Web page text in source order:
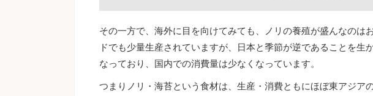
その一方で、海外に目を向けてみても、ノリの養殖が盛んなのは
ドでも少量生産されていますが、日本と季節が逆であることを生
なっており、国内での消費量は少なくなっています。
つまりノリ・海苔という食材は、生産・消費ともにほぼ東アジア